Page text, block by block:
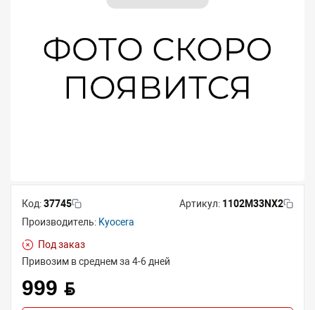
Код:37745 Артикул: 1102M33NX2
Производитель: Kyocera
Под заказ
Привозим в среднем за 4-6 дней
999 BYN